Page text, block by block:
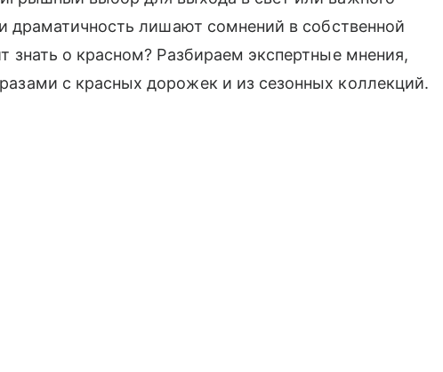
драматичность лишают сомнений в собственной
знать о красном? Разбираем экспертные мнения,
с красных дорожек и из сезонных коллекций.